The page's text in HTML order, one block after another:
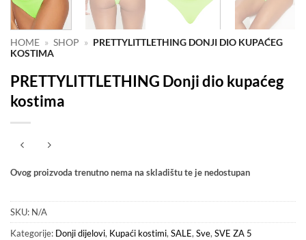
HOME » SHOP » PRETTYLITTLETHING DONJI DIO KUPAĆEG
KOSTIMA
PRETTYLITTLETHING Donji dio kupaćeg
kostima
Ovog proizvoda trenutno nema na skladištu te je nedostupan
SKU: N/A
Kategorije: Donji dijelovi, Kupaći kostimi, SALE, Sve, SVE ZA 5